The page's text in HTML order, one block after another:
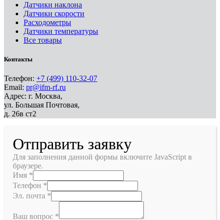
Датчики наклона
Датчики скорости
Расходометры
Датчики температуры
Все товары
Контакты
Телефон: +7 (499) 110-32-07
Email: pr@ifm-rf.ru
Адрес: г. Москва,
ул. Большая Почтовая,
д. 26в ст2
Отправить заявку
Для заполнения данной формы включите JavaScript в
браузере.
Имя *
Телефон *
Эл. почта *
Ваш вопрос *